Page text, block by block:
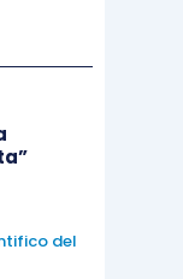
stessa in
compilato
i titoli
membri del
il
abilitante,
del